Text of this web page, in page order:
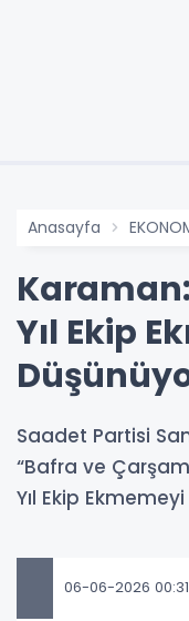
Anasayfa
Yıl Ekip
Saadet Partisi
“Bafra ve
Yıl Ekip
06-06-2026 00:31